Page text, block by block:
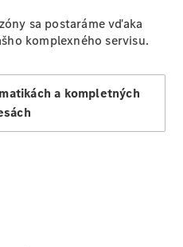
sa postaráme vďaka
komplexného servisu.
a kompletných